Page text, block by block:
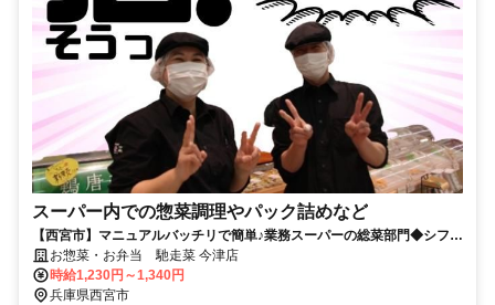
スーパー内での惣菜調理やパック詰めなど
【西宮市】マニュアルバッチリで簡単♪業務スーパーの総菜部門◆シフト
相談・高校生OK♪
お惣菜・お弁当 馳走菜 今津店
時給1,230円～1,340円
兵庫県西宮市